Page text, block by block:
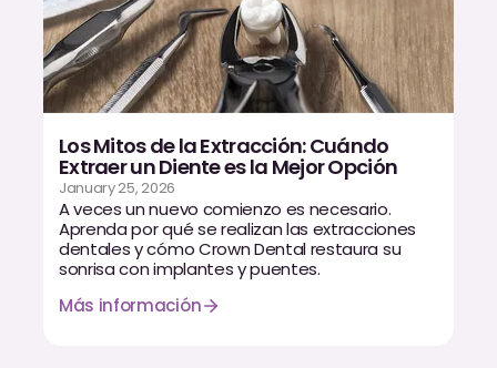
RESTAURATIVO
All-on-4
All-on-6
Coronas y Fundas
Puentes Dentales
Empastes Dentales
Dentaduras
Los Mitos de la Extracción: Cuándo
Extraer un Diente es la Mejor Opción
January 25, 2026
A veces un nuevo comienzo es necesario.
Aprenda por qué se realizan las extracciones
dentales y cómo Crown Dental restaura su
sonrisa con implantes y puentes.
Más información